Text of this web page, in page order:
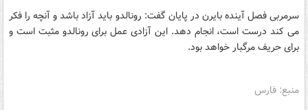
سرمربی فصل آینده بایرن در پایان گفت: رونالدو باید آزاد باشد و آنچه را فکر
می کند درست است، انجام دهد. این آزادی عمل برای رونالدو مثبت است و
برای حریف مرگبار خواهد بود.
منبع: فارس